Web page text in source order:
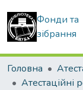
Фонди та
зібрання
Головна